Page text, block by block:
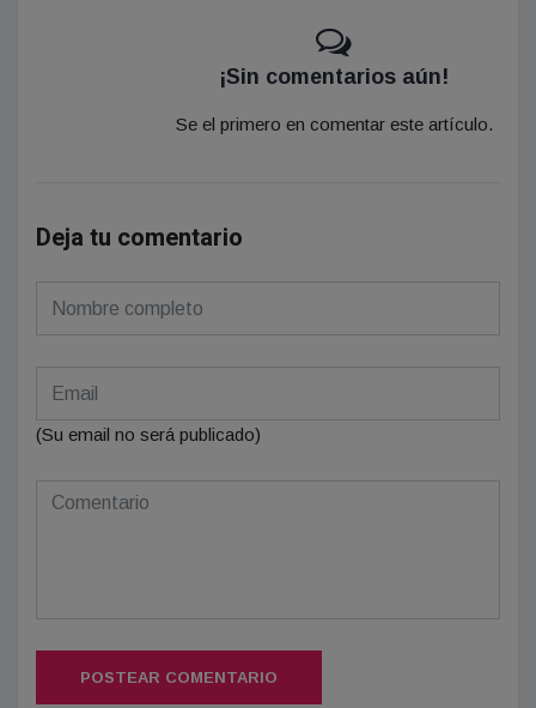
¡Sin comentarios aún!
Se el primero en comentar este artículo.
Deja tu comentario
(Su email no será publicado)
POSTEAR COMENTARIO